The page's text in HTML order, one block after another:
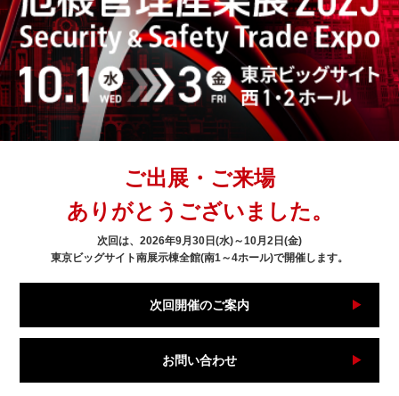
ご出展・ご来場
ありがとうございました。
次回は、2026年9月30日(水)～10月2日(金)
東京ビッグサイト南展示棟全館(南1～4ホール)で開催します。
次回開催のご案内
お問い合わせ